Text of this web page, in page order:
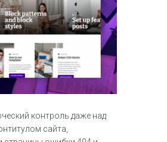
контроль даже над
сайта,